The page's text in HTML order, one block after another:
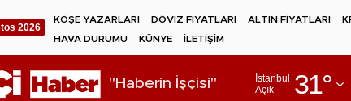
2026
KÖŞE YAZARLARI DÖVİZ FİYATLARI ALTIN FİYATLARI
HAVA DURUMU
KÜNYE İLETİŞİM
"Haberin İşçisi"
İstanbul
Açık
31°
Adıyaman